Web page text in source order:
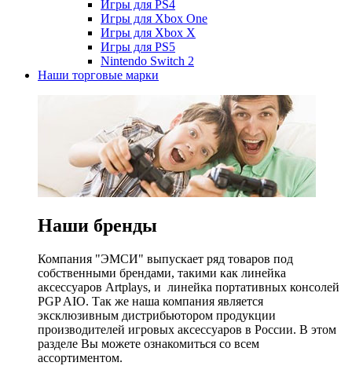
Игры для PS4
Игры для Xbox One
Игры для Xbox X
Игры для PS5
Nintendo Switch 2
Наши торговые марки
Наши бренды
Компания "ЭМСИ" выпускает ряд товаров под
собственными брендами, такими как линейка
аксессуаров Artplays, и линейка портативных консолей
PGP AIO. Так же наша компания является
эксклюзивным дистрибьютором продукции
производителей игровых аксессуаров в России. В этом
разделе Вы можете ознакомиться со всем
ассортиментом.